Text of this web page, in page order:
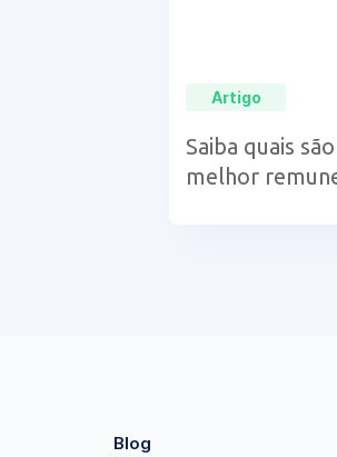
Artigo
Saiba quais
melhor
Blog